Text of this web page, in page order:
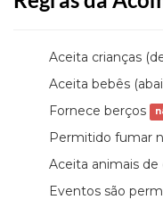
Aceita crianças
Aceita bebês
Fornece berços
Permitido fumar
Aceita animais de
Eventos são